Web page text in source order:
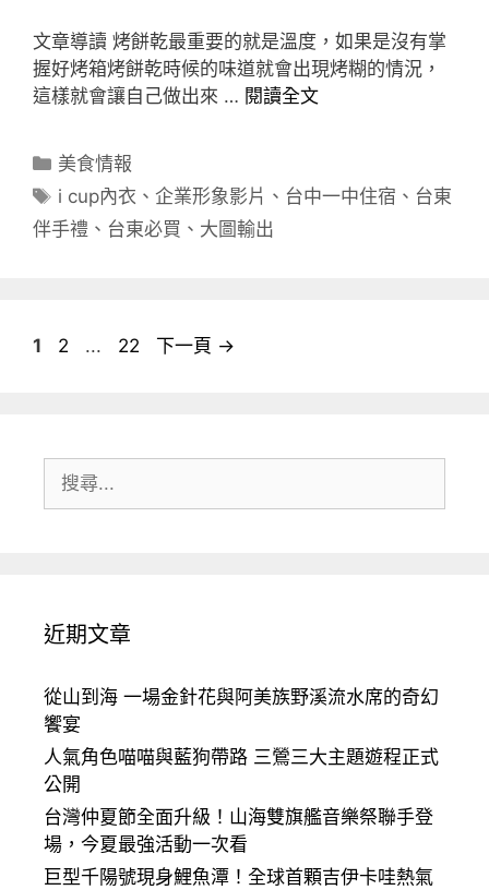
文章導讀 烤餅乾最重要的就是溫度，如果是沒有掌
握好烤箱烤餅乾時候的味道就會出現烤糊的情況，
這樣就會讓自己做出來 … 閱讀全文
分
類
美食情報
標
籤
i cup內衣 、企業形象影片 、 台中一中住宿 、 台東
伴手禮 、 台東必買 、 大圖輸出
頁
1
頁
2 ...
頁
22 下一頁 →
尋:
近期文章
從山到海 一場金針花與阿美族野溪流水席的奇幻
饗宴
人氣角色喵喵與藍狗帶路 三鶯三大主題遊程正式
公開
台灣仲夏節全面升級！山海雙旗艦音樂祭聯手登
場，今夏最強活動一次看
巨型千陽號現身鯉魚潭！全球首顆吉伊卡哇熱氣